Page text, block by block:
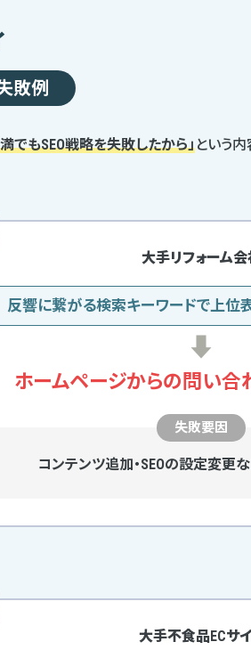
敗例
でもSEO戦略を失敗したから」という内
大手リフォーム会
反響に繋がる検索キーワードで上位
ホームページからの 問い合
失敗要因
コンテンツ追加・SEOの設定変更な
大手不食品ECサ